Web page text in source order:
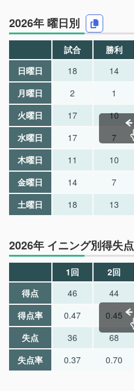
2026年 曜日別
試合 勝利
日曜日
18 14
月曜日
2 1
火曜日
17 10
水曜日
17 7
木曜日
11 10
金曜日
14 7
土曜日
18 13
2026年 イニング別得失点
1回 2回
得点
46 44
得点率
0.47 0.45
失点
36 68
失点率
0.37 0.70